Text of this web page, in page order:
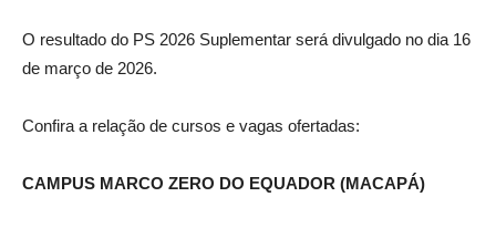
O resultado do PS 2026 Suplementar será divulgado no dia 16
de março de 2026.
Confira a relação de cursos e vagas ofertadas:
CAMPUS MARCO ZERO DO EQUADOR (MACAPÁ)